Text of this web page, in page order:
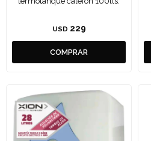
USD 229